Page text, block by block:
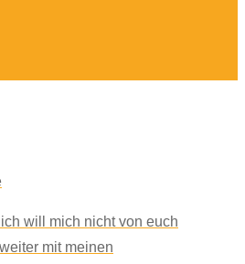
will mich nicht von euch
mit meinen